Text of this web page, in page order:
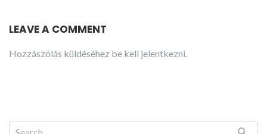
LEAVE A COMMENT
Hozzászólás küldéséhez be kell jelentkezni.